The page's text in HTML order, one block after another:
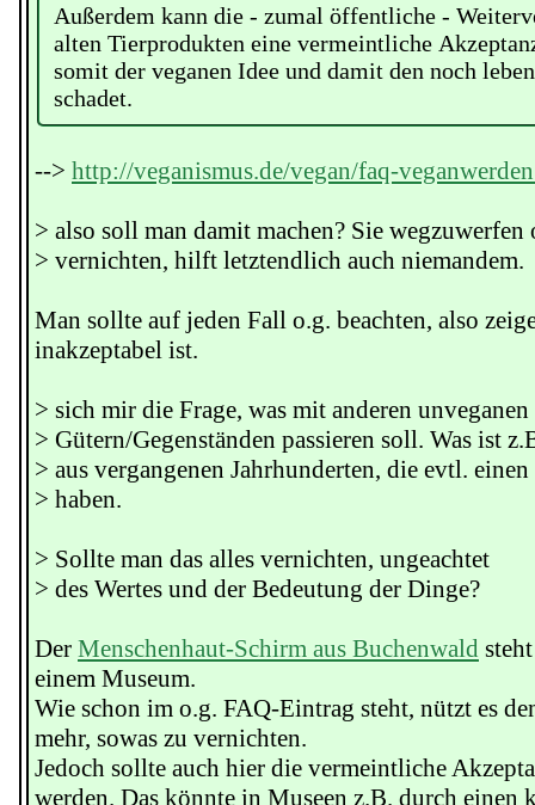
Außerdem kann die - zumal öffentliche -
alten Tierprodukten eine vermeintliche
somit der veganen Idee und damit den noch
schadet.
--> http://veganismus.de/vegan/faq-
> also soll man damit machen? Sie wegzuwerfen
> vernichten, hilft letztendlich auch niemandem.
Man sollte auf jeden Fall o.g. beachten, also
inakzeptabel ist.
> sich mir die Frage, was mit anderen
> Gütern/Gegenständen passieren soll. Was ist
> aus vergangenen Jahrhunderten, die evtl.
> haben.
> Sollte man das alles vernichten, ungeachtet
> des Wertes und der Bedeutung der Dinge?
Der Menschenhaut-Schirm aus Buchenwald
einem Museum.
Wie schon im o.g. FAQ-Eintrag steht, nützt es
mehr, sowas zu vernichten.
Jedoch sollte auch hier die vermeintliche
werden. Das könnte in Museen z.B. durch einen